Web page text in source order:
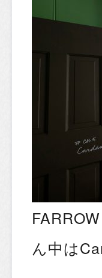
ん中は